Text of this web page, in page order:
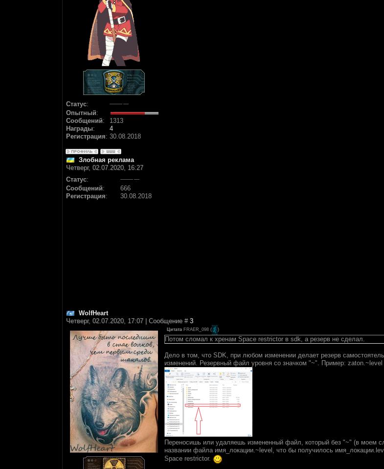
Статус:
Опытный:
Сообщений:
1313
Награды:
4
Регистрация: 30.08.2018
Злобная реклама
Четверг, 02.07.2020, 16:27
Статус:
Сообщений:
666
Регистрация: 30.08.2018
WolfHeart
Четверг, 02.07.2020, 17:07 | Сообщение # 3
Цитата FRAER_098 ( )
Потом сломал к хренам Space restrictor в sdk, а резерв не сделал.
Дело в том, что SDK, при любом изменении делает резерв
изменений. Резервный файл уровня со значком "~". Пример: zaton.~level
Переносишь или удаляешь измененный файл, который без "~" (в моем
названии файла имя_локации.~level, что бы получилось
Space restrictor.